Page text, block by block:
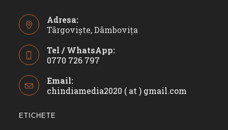
Adresa:
Târgoviște, Dâmbovița
Tel / WhatsApp:
0770 726 797
in
your
Email:
chindiamedia2020 ( at ) gmail.com
ETICHETE